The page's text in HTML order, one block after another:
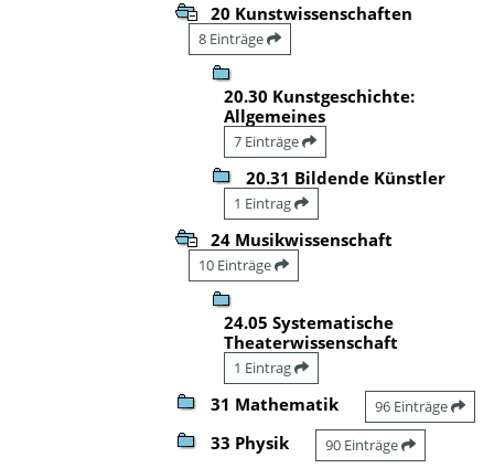
20 Kunstwissenschaften
8 Einträge
20.30 Kunstgeschichte:
Allgemeines
7 Einträge
20.31 Bildende Künstler
1 Eintrag
24 Musikwissenschaft
10 Einträge
24.05 Systematische
Theaterwissenschaft
1 Eintrag
31 Mathematik 96 Einträge
33 Physik 90 Einträge